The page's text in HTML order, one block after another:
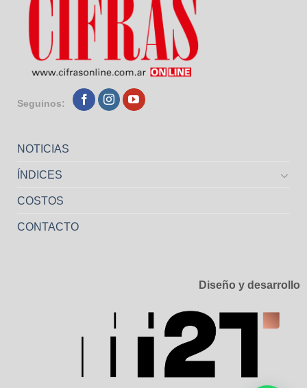
Seguinos:
NOTICIAS
ÍNDICES
COSTOS
CONTACTO
Diseño y desarrollo